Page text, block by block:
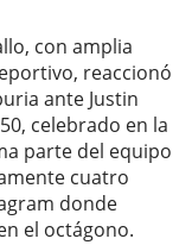
con amplia
reaccionó
ante Justin
celebrado en la
parte del equipo
cuatro
donde
el octágono.